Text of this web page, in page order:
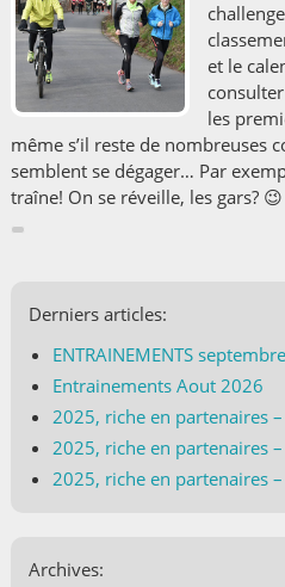
et le
consulter
les
même s’il reste de nombreuses
semblent se dégager… Par
traîne! On se réveille, les gars? 😉
Derniers articles:
ENTRAINEMENTS
Entrainements Aout 2026
2025, riche en partenaires
2025, riche en partenaires
2025, riche en partenaires
Archives: